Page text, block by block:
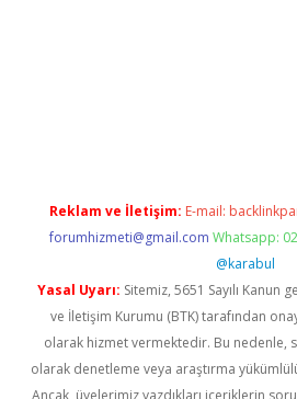
Reklam ve İletişim: E-mail:
forumhizmeti@gmail.com Whatsapp:
@karabul
Yasal Uyarı: Sitemiz, 5651 Sayılı Kanun
ve İletişim Kurumu (BTK) tarafından
olarak hizmet vermektedir. Bu nedenle,
olarak denetleme veya araştırma
Ancak, üyelerimiz yazdıkları içeriklerin